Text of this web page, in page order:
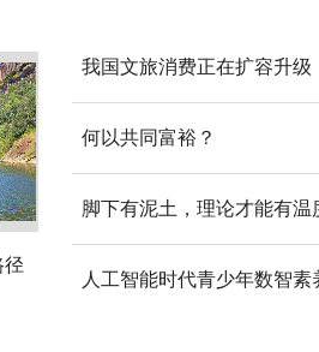
径
我国文旅消费正在扩容升级
何以共同富裕？
脚下有泥土，理论才能有温
人工智能时代青少年数智素